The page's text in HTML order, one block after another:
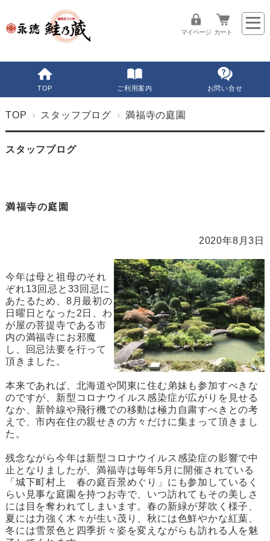
マイページ カート
TOP ご利用案内 お問い合せ
TOP スタッフブログ 満福寺の庭園
スタッフブログ
満福寺の庭園
2020年8月3日
今年は母と祖母のそれ
ぞれ13回忌と33回忌に
あたるため、8月最初の
日曜日となった2日、わ
が屋の菩提寺である市
内の満福寺にお邪魔
し、回忌法要を行って
頂きました。
本来であれば、北海道や関東に住む弟妹も参加すべきな
のですが、新型コロナウイルス感染症が広がりを見せる
なか、新幹線や飛行機での移動は極力自粛すべきとの考
えで、市内在住の親せきの方々だけに集まって頂きまし
た。
残念ながら今年は新型コロナウイルス感染症の影響で中
止となりましたが、満福寺は毎年5月に開催されている
「城下町村上 春の庭百景めぐり」にも参加しているく
らい見事な庭園を持つお寺で、いつ訪れてもその美しさ
には目を奪われてしまいます。春の新緑が芽吹く様子、
夏には力強く木々が生い茂り、秋には色鮮やかな紅葉、
冬には雪景色と四季折々姿を変えながらも訪れる人を魅